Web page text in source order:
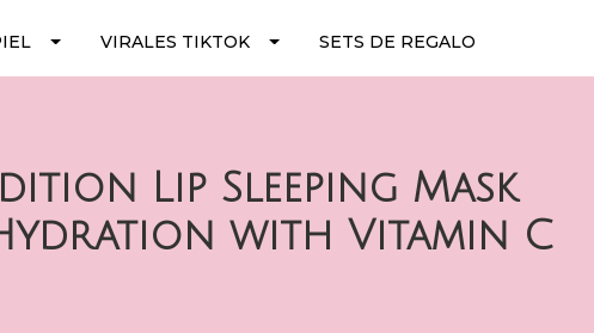
VIRALES TIKTOK SETS DE REGALO
Lip Sleeping Mask
with Vitamin C